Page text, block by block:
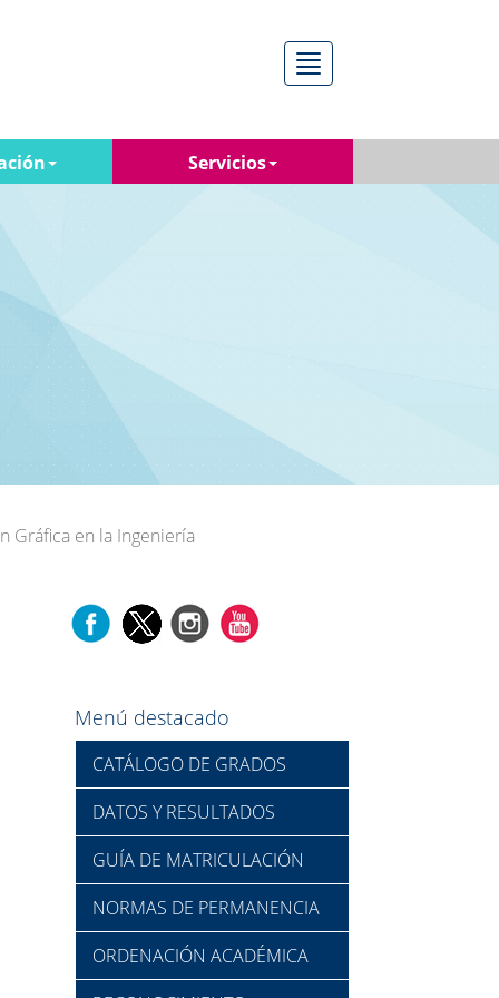
Menú
Servicios
Gráfica en la Ingeniería
Menú destacado
CATÁLOGO DE GRADOS
DATOS Y RESULTADOS
GUÍA DE MATRICULACIÓN
NORMAS DE PERMANENCIA
ORDENACIÓN ACADÉMICA